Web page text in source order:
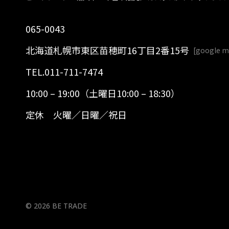
065-0043
北海道札幌市東区苗穂町16丁目2番15号 [google
TEL.011-711-7474
10:00 – 19:00（土曜日10:00 – 18:30）
定休 火曜／日曜／祝日
© 2026 BE TRADE